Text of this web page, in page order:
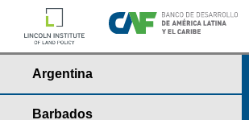
Argentina
Barbados